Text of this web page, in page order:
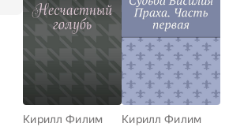
Кирилл Филим
Кирилл Филим